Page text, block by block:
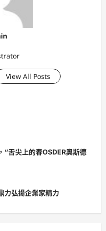
View All Posts
“舌尖上的春OSDER奧斯德
力弘揚企業家精力